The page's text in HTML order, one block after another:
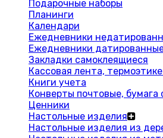
Подарочные наборы
Планинги
Календари
Ежедневники
Ежедневники
Закладки самоклеящиеся
Кассовая лента,
Книги учета
Конверты почтовые, бумага
Ценники
Настольные изделия
Настольные изделия из